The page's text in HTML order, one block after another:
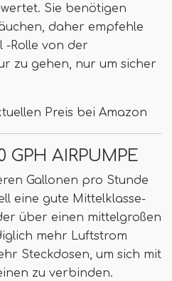
Sie benötigen
daher empfehle
-Rolle von der
zu gehen, nur um sicher
Preis bei Amazon
GPH AIRPUMPE
Gallonen pro Stunde
eine gute Mittelklasse-
über einen mittelgroßen
mehr Luftstrom
Steckdosen, um sich mit
zu verbinden.